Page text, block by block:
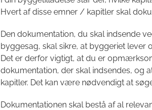
Hvert af disse emner / kapitler skal
Den dokumentation, du skal indsende
byggesag, skal sikre, at byggeriet lever
Det er derfor vigtigt, at du er
dokumentation, der skal indsendes, og
kapitler. Det kan være nødvendigt at
Dokumentationen skal bestå af al